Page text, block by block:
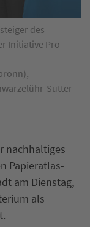
des
Initiative Pro
Sutter
nachhaltiges
Papieratlas-
am Dienstag,
als